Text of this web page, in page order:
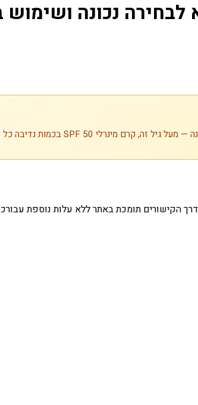
נכונה ושימוש
הקישורים תומכת באתר ללא עלות נוספת